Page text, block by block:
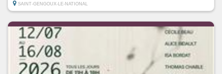
SAINT-GENGOUX-LE-NATIONAL